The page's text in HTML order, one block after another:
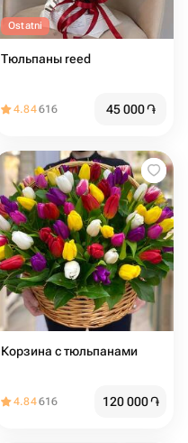
Ostatni
Тюльпаны reed
4.84616 45 000֏
Корзина с тюльпанами
4.84616 120 000֏